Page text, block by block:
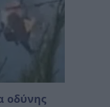
οδύνης